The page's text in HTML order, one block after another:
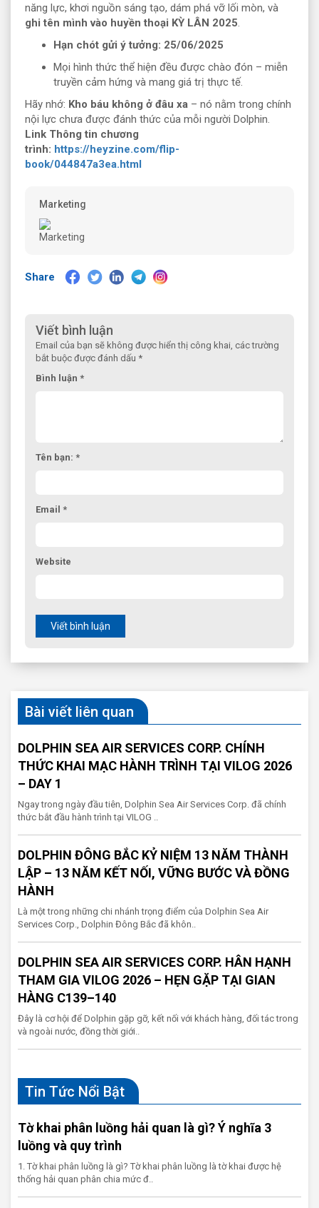
năng lực, khơi nguồn sáng tạo, dám phá vỡ lối mòn, và
ghi tên mình vào huyền thoại KỲ LÂN 2025
Hạn chót gửi ý tưởng: 25/06/2025
Mọi hình thức thể hiện đều được chào đón – miễn
truyền cảm hứng và mang giá trị thực tế.
Hãy nhớ: Kho báu không ở đâu xa – nó nằm trong chính
nội lực chưa được đánh thức của mỗi người Dolphin.
Link Thông tin chương
trình: https://heyzine.com/flip-
book/044847a3ea.html
Marketing
Share
Viết bình luận
Email của bạn sẽ không được hiển thị công khai, các trường
bắt buộc được đánh dấu *
Bình luận *
Tên bạn: *
Email *
Website
Viết bình luận
Bài viết liên quan
DOLPHIN SEA AIR SERVICES CORP. CHÍNH
THỨC KHAI MẠC HÀNH TRÌNH TẠI VILOG 2026
– DAY 1
Ngay trong ngày đầu tiên, Dolphin Sea Air Services Corp. đã chính
thức bắt đầu hành trình tại VILOG ..
DOLPHIN ĐÔNG BẮC KỶ NIỆM 13 NĂM THÀNH
LẬP – 13 NĂM KẾT NỐI, VỮNG BƯỚC VÀ ĐỒNG
HÀNH
Là một trong những chi nhánh trọng điểm của Dolphin Sea Air
Services Corp., Dolphin Đông Bắc đã khôn..
DOLPHIN SEA AIR SERVICES CORP. HÂN HẠNH
THAM GIA VILOG 2026 – HẸN GẶP TẠI GIAN
HÀNG C139–140
Đây là cơ hội để Dolphin gặp gỡ, kết nối với khách hàng, đối tác trong
và ngoài nước, đồng thời giới..
Tin Tức Nổi Bật
Tờ khai phân luồng hải quan là gì? Ý nghĩa 3
luồng và quy trình
1. Tờ khai phân luồng là gì? Tờ khai phân luồng là tờ khai được hệ
thống hải quan phân chia mức đ..